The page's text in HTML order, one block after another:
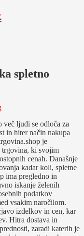
spletno
več ljudi se odloča za
in hiter način nakupa
je
trgovina, ki svojim
cenah. Današnje
kadar koli, spletne
ima pregledno in
iskanje želenih
podatkov
vsakim naročilom.
izdelkov in cen, kar
Hitra dostava in
zaradi katerih je